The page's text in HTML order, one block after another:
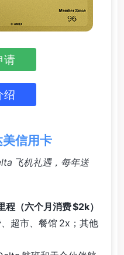
请
绍
信用卡
飞机礼遇，每年送
（六个月消费 $2k）
超市、餐馆 2x；其他